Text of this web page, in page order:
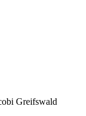
Greifswald